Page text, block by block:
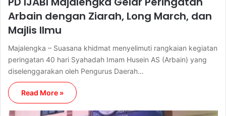
Arbain dengan Ziarah, Long March, dan
Majlis Ilmu
Majalengka – Suasana khidmat menyelimuti rangkaian kegiatan
peringatan 40 hari Syahadah Imam Husein AS (Arbain) yang
diselenggarakan oleh Pengurus Daerah…
Read More »